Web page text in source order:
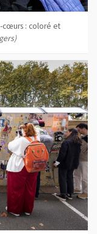
cœurs : coloré et